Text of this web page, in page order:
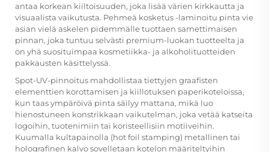
antaa korkean kiiltoisuuden, joka lisää värien kirkkautta ja
visuaalista vaikutusta. Pehmeä kosketus -laminoitu pinta vie
asian vielä askelen pidemmälle tuottaen samettimaisen
pinnan, joka tuntuu selvästi premium-luokan tuotteelta ja
on yhä suosituimpaa kosmetiikka- ja alkoholituotteiden
pakkausten käsittelyssä.
Spot-UV-pinnoitus mahdollistaa tiettyjen graafisten
elementtien korottamisen ja kiillotuksen paperikoteloissa,
kun taas ympäröivä pinta säilyy mattana, mikä luo
hienostuneen konstrikkaan vaikutelman, joka vetää katseita
logoihin, tuotenimiin tai koristeellisiin motiiveihin.
Kuumalla kultapainolla (hot foil stamping) metallinen tai
holografinen kalvo sovelletaan kotelon määriteltyihin